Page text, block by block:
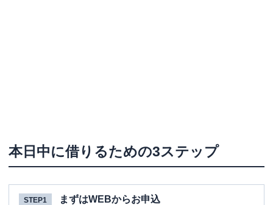
本日中に借りるための3ステップ
STEP1 まずはWEBからお申込